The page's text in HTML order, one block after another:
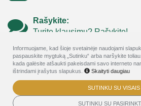
Rašykite:
Turite klausimų? Rašykite!
© 2026Viešbutis GODA - rezervavimo
sistema. Visos teisės
Informuojame, kad šioje svetainėje naudojami
paspauskite mygtuką „Sutinku“ arba naršykite
kada galėsite atšaukti pakeisdami savo interneto
ištrindami įrašytus slapukus.
Skaityti daugiau
SUTINKU SU VISAIS
SUTINKU SU